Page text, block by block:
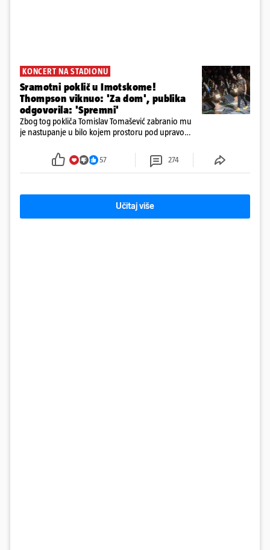
KONCERT NA STADIONU
Sramotni poklič u Imotskome!
Thompson viknuo: 'Za dom', publika
odgovorila: 'Spremni'
Zbog tog pokliča Tomislav Tomašević zabranio mu
je nastupanje u bilo kojem prostoru pod upravom
57 274
Učitaj više